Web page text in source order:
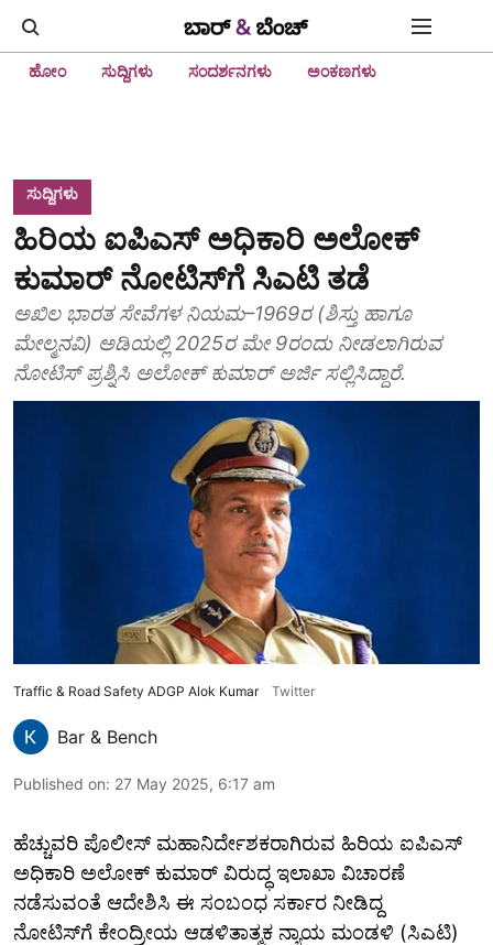
ಹೋಂ ಸುದ್ದಿಗಳು ಸಂದರ್ಶನಗಳು ಅಂಕಣಗಳು
ಸುದ್ದಿಗಳು
ಹಿರಿಯ ಐಪಿಎಸ್‌ ಅಧಿಕಾರಿ ಅಲೋಕ್‌
ಕುಮಾರ್‌ ನೋಟಿಸ್‌ಗೆ ಸಿಎಟಿ ತಡೆ
ಅಖಿಲ ಭಾರತ ಸೇವೆಗಳ ನಿಯಮ–1969ರ (ಶಿಸ್ತು ಹಾಗೂ
ಮೇಲ್ಮನವಿ) ಅಡಿಯಲ್ಲಿ 2025ರ ಮೇ 9ರಂದು ನೀಡಲಾಗಿರುವ
ನೋಟಿಸ್‌ ಪ್ರಶ್ನಿಸಿ ಅಲೋಕ್‌ ಕುಮಾರ್ ಅರ್ಜಿ ಸಲ್ಲಿಸಿದ್ದಾರೆ.
Traffic & Road Safety ADGP Alok Kumar Twitter
Bar & Bench
Published on: 27 May 2025, 6:17 am
ಹೆಚ್ಚುವರಿ ಪೊಲೀಸ್‌ ಮಹಾನಿರ್ದೇಶಕರಾಗಿರುವ ಹಿರಿಯ ಐಪಿಎಸ್
ಅಧಿಕಾರಿ ಅಲೋಕ್ ಕುಮಾರ್ ವಿರುದ್ಧ ಇಲಾಖಾ ವಿಚಾರಣೆ
ನಡೆಸುವಂತೆ ಆದೇಶಿಸಿ ಈ ಸಂಬಂಧ ಸರ್ಕಾರ ನೀಡಿದ್ದ
ನೋಟಿಸ್‌ಗೆ ಕೇಂದ್ರೀಯ ಆಡಳಿತಾತ್ಮಕ ನ್ಯಾಯ ಮಂಡಳಿ (ಸಿಎಟಿ)